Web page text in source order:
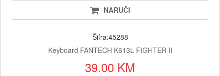
NARUČI
Šifra:45288
Keyboard FANTECH K613L FIGHTER II
39.00 KM